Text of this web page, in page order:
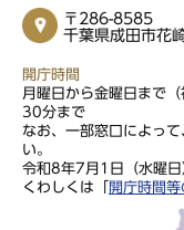
〒286-8585
千葉県成田市花
開庁時間
月曜日から金曜日まで
30分まで
なお、一部窓口によっ
い。
令和8年7月1日（水曜日
くわしくは「
開庁時間